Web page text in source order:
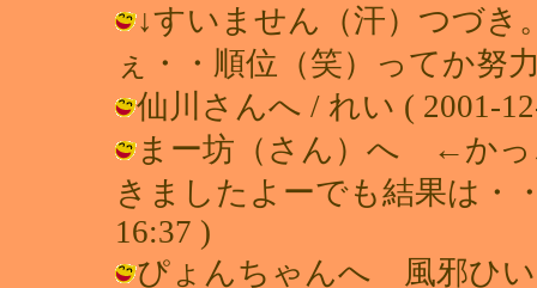
↓すいません（汗）つづき
ぇ・・順位（笑）ってか努
仙川さんへ / れい ( 2001-
まー坊（さん）へ ←かっ
きましたよーでも結果は・
16:37 )
ぴょんちゃんへ 風邪ひい